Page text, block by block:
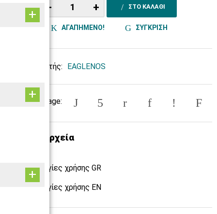
− + ΣΤΟ ΚΑΛΑΘΙ
ΑΓΑΠΗΜΕΝΟ! ΣΥΓΚΡΙΣΗ
Κατασκευαστής: EAGLENOS
Share this page:
Σχετικά αρχεία
Οδηγίες χρήσης GR
Οδηγίες χρήσης EN